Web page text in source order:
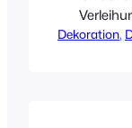
Award
Dekoration,